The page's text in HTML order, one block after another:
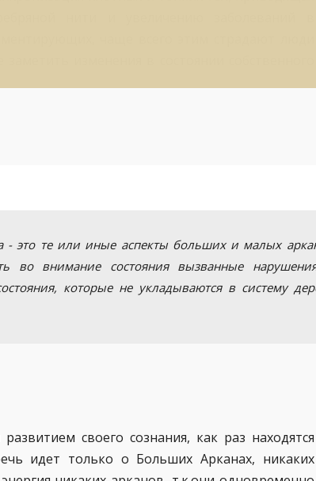
- это те или иные аспекты больших и малых
во внимание состояния вызванные
которые не укладываются в систему
своего сознания, как раз находятся
идет только о Больших Арканах, никаких